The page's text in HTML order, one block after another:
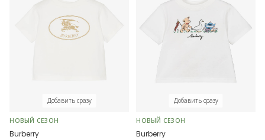
Добавить сразу
НОВЫЙ СЕЗОН
Burberry
Добавить сразу
НОВЫЙ СЕЗОН
Burberry